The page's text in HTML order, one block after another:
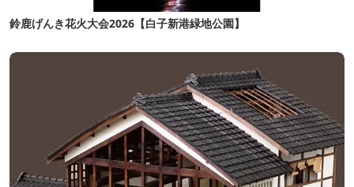
鈴鹿げんき花火大会2026【白子新港緑地公園】